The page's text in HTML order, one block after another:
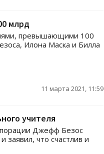
млрд
превышающими 100
Илона Маска и Билла
11 марта 2021, 11:59
учителя
Джефф Безос
заявил, что счастлив и